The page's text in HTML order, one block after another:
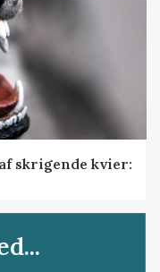
skrigende kvier: